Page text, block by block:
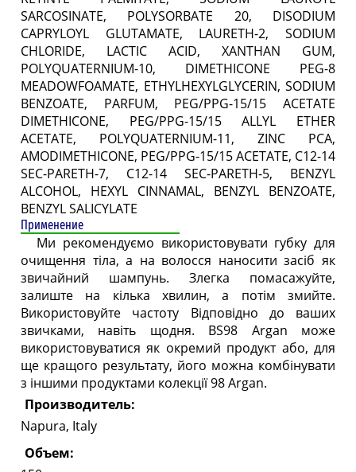
SARCOSINATE, POLYSORBATE 20, DISODIUM
CAPRYLOYL GLUTAMATE, LAURETH-2, SODIUM
CHLORIDE, LACTIC ACID, XANTHAN GUM,
POLYQUATERNIUM-10, DIMETHICONE PEG-8
MEADOWFOAMATE, ETHYLHEXYLGLYCERIN, SODIUM
BENZOATE, PARFUM, PEG/PPG-15/15 ACETATE
DIMETHICONE, PEG/PPG-15/15 ALLYL ETHER
ACETATE, POLYQUATERNIUM-11, ZINC PCA,
AMODIMETHICONE, PEG/PPG-15/15 ACETATE, C12-14
SEC-PARETH-7, C12-14 SEC-PARETH-5, BENZYL
ALCOHOL, HEXYL CINNAMAL, BENZYL BENZOATE,
BENZYL SALICYLATE
Применение
Ми рекомендуємо використовувати губку для
очищення тіла, а на волосся наносити засіб як
звичайний шампунь. Злегка помасажуйте,
залиште на кілька хвилин, а потім змийте.
Використовуйте частоту Відповідно до ваших
звичками, навіть щодня. BS98 Argan може
використовуватися як окремий продукт або, для
ще кращого результату, його можна комбінувати
з іншими продуктами колекції 98 Argan.
Производитель:
Napura, Italy
Объем: